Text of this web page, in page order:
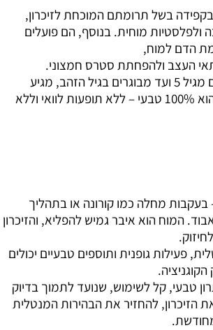
בשל תרומתם המוכחת לזיכרון,
מוחית. בנוסף, הם פועלים
הדם למוח,
העצב ולהפחתת סטרס חמצוני.
המוצר מתאים לילדים מגיל 5 ועד מבוגרים בגיל הזהב, מגיע
בכמוסה אחת ביום, והוא 100% טבעי – ללא תופעות לוואי וללא
בעקבות מחלה כמו קורונה או בתהליך
המוח הוא איבר גמיש להפליא, והזיכרון
פעילות גופנית ותוספים טבעיים יכולים
טבעי, קל לשימוש, שנועד לתמוך בדיוק
הזיכרון, להחזיר את הבהירות המנטלית